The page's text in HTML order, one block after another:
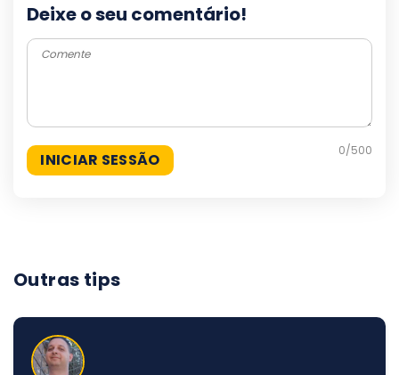
Deixe o seu comentário!
0/500
Outras tips